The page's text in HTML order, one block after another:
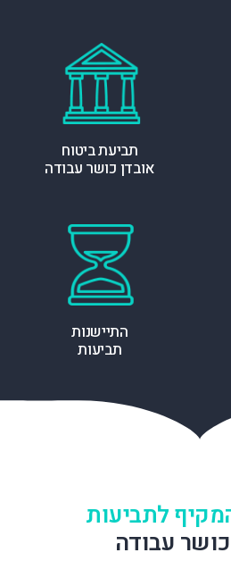
תביעת ביטוח
אובדן כושר עבודה
התיישנות
תביעות
לתביעות
עבודה